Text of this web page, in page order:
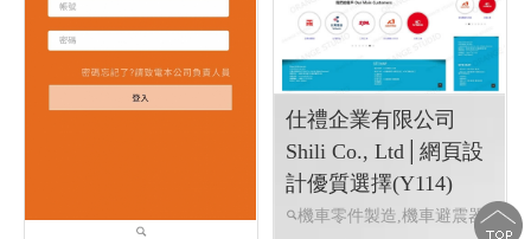
仕禮企業有限公司
Shili Co., Ltd│網頁設
計優質選擇(Y114)
機車零件製造,機車避震器